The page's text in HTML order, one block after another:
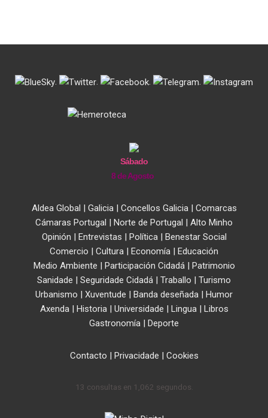
. . . .
Sábado
8 de Agosto
Aldea Global | Galicia| Concellos Galicia| Comarcas
Cámaras Portugal | Norte de Portugal | Alto Minho
Opinión | Entrevistas | Política| Benestar Social
Comercio | Cultura | Economía | Educación
Medio Ambiente | Participación Cidadá| Patrimonio
Sanidade | Seguridade Cidadá | Traballo | Turismo
Urbanismo | Xuventude | Banda deseñada | Humor
Axenda| Historia| Universidade | Lingua| Libros
Gastronomía | Deporte
Contacto | Privacidade | Cookies
13 consultas en 1,062 segundos.